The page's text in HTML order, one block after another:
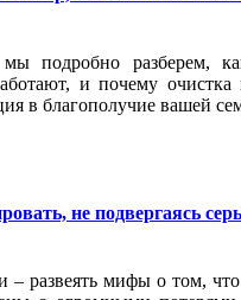
подробно разберем,
и почему
в благополучие вашей
не подвергаясь
– развеять мифы о том,